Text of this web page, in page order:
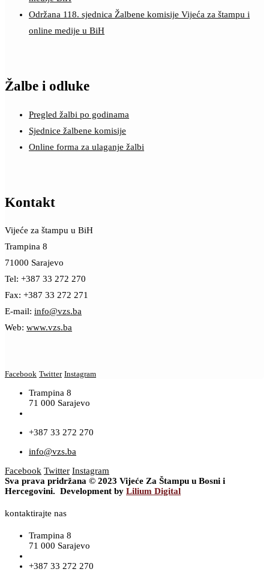
Održana 118. sjednica Žalbene komisije Vijeća za štampu i
online medije u BiH
Žalbe i odluke
Pregled žalbi po godinama
Sjednice žalbene komisije
Online forma za ulaganje žalbi
Kontakt
Vijeće za štampu u BiH
Trampina 8
71000 Sarajevo
Tel: +387 33 272 270
Fax: +387 33 272 271
E-mail: info@vzs.ba
Web: www.vzs.ba
Facebook Twitter Instagram
Trampina 8
71 000 Sarajevo
+387 33 272 270
info@vzs.ba
Facebook Twitter Instagram
Sva prava pridržana © 2023 Vijeće Za Štampu u Bosni i
Hercegovini. Development by Lilium Digital
kontaktirajte nas
Trampina 8
71 000 Sarajevo
+387 33 272 270